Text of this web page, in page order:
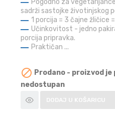
sadrži sastojke životinjskog
1 porcija = 3 čajne žličice
Učinkovitost - jedno
porcija pripravka.
Praktičan ...
 Prodano - proizvod
nedostupan
DODAJ U KOŠARICU